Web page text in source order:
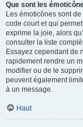
Que sont les
Les émoticônes sont
code court et qui
exprime la joie, alors
consulter la liste
Essayez cependant de
rapidement rendre un
modifier ou de le
peuvent également
à un message.
Haut